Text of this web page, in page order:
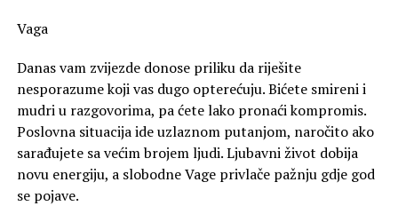
Vaga
Danas vam zvijezde donose priliku da riješite
nesporazume koji vas dugo opterećuju. Bićete smireni i
mudri u razgovorima, pa ćete lako pronaći kompromis.
Poslovna situacija ide uzlaznom putanjom, naročito ako
sarađujete sa većim brojem ljudi. Ljubavni život dobija
novu energiju, a slobodne Vage privlače pažnju gdje god
se pojave.